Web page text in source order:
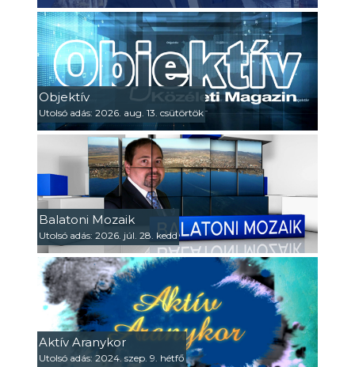
Objektív
Utolsó adás: 2026. aug. 13. csütörtök
Balatoni Mozaik
Utolsó adás: 2026. júl. 28. kedd
Aktív Aranykor
Utolsó adás: 2024. szep. 9. hétfő